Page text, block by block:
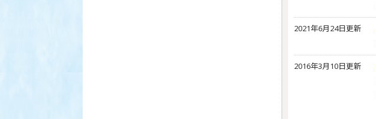
2021年6月24日更新
2016年3月10日更新